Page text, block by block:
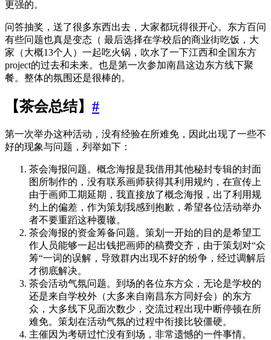
更强的。
问答抽奖，送了很多东西出去，大家都玩得很开心。东方百问
有些问题也真是变态（ 最后选择在学校后的商业街吃饭，大
家（大概13个人）一起吃火锅，吹水了一下江西和全国东方
project的过去和未来。也是第一次参加南昌这边东方线下聚
餐。整体的氛围还是很棒的。
【茶会总结】 #
第一次举办这种活动，没有经验在所难免，因此出现了一些不
好的现象与问题，列举如下：
茶会海报问题。概念海报是我借用其他秘封专辑的封面
图所制作的，没有联系画师获得其利用规约，在宣传上
由于画师工期延期，我直接放了概念海报，出了利用规
约上的偏差，作为策划我感到抱歉，希望各位活动举办
者不要重蹈这种覆辙。
茶会海报的资金筹备问题。策划一开始的目的是希望工
作人员能够一起出钱把画师的稿费交齐，由于策划对“众
筹“一词的误解，导致群内出现不好的纷争，经过调解后
才彻底解决。
茶会活动气氛问题。到场的各位东方众，无论是学校的
还是来自学校外（大多来自南昌东方同好会）的东方
众，大多线下见面次数少，交流过程出现中断停顿在所
难免。策划在活动气氛的过程中衔接比较僵硬。
主催因为考研过忙没有到场，非常遗憾的一件事情。